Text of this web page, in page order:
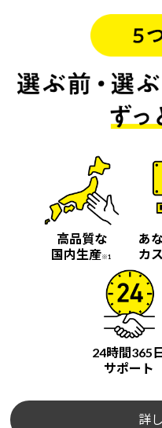
高品質な
国内生産※1
あ
カ
24時間365
サポート
詳